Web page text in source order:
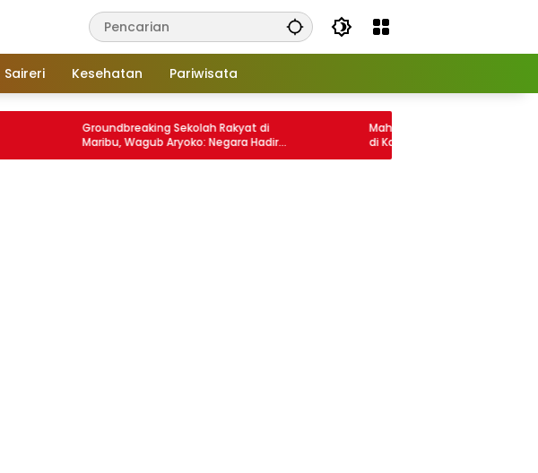
Saireri Kesehatan Pariwisata
Groundbreaking Sekolah Rakyat di
Maribu, Wagub Aryoko: Negara Hadir
Untuk Pendidikan Papua
Mahasiswa KKN Tematik Uncen 2026
di Kampung Ambaidiru, Diantar
Langsung Oleh Wakil Bupati Yapen